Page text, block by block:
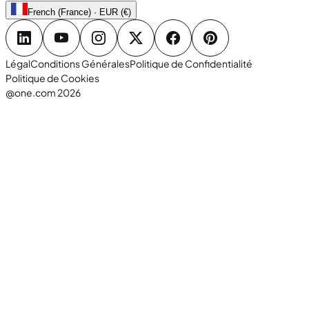
French (France) · EUR (€)
LégalConditions GénéralesPolitique de Confidentialité
Politique de Cookies
@one.com 2026